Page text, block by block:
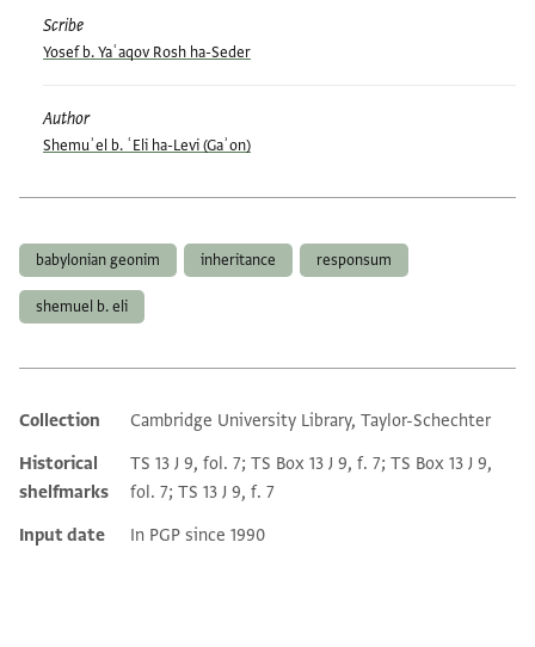
Scribe
Yosef b. Yaʿaqov Rosh ha-Seder
Author
Shemuʾel b. ʿEli ha-Levi (Gaʾon)
babylonian geonim inheritance responsum
shemuel b. eli
Additional metadata
Collection
Cambridge University Library, Taylor-Schechter
Historical
shelfmarks
TS 13 J 9, fol. 7; TS Box 13 J 9, f. 7; TS Box 13 J 9,
fol. 7; TS 13 J 9, f. 7
Input date
In PGP since 1990